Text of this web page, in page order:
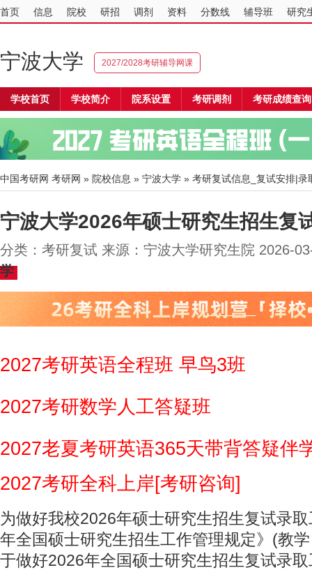
首页 信息 院校 研招 调剂 资料 分数线 辅导班 研究
宁波大学 2027/2028考研辅导网课
学校首页 学校简介 院系设置 考研调剂 考研成绩查询
中国考研网 考研网 » 院校信息 » 宁波大学 » 考研复试信息_复试安排|录
宁波大学2026年硕士研究生招生复
分类：考研复试 来源：宁波大学研究生院 2026-
学
2027考研英语全程班 早鸟3班
2027考研数学人工答疑班
2027老夏考研英语365天带背答疑伴
2027考研全科上岸[考研咨询]
为做好我校2026年硕士研究生招生复试录
年全国硕士研究生招生工作管理规定》(教
于做好2026年全国硕士研究生招生复试录